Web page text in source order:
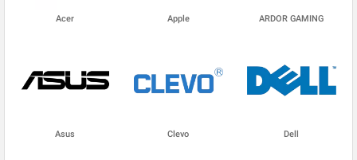
Acer Apple ARDOR GAMING
Asus Clevo Dell